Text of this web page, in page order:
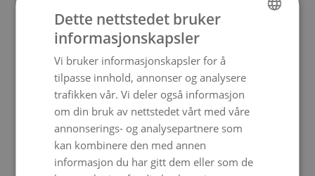
å forlate dette rotet» reflekterer dårlig på
deg, ikke dem.
Internhumor forvirrer i
gruppesammenhenger. Din referanse til
kopimaskin-episoden i 2019 betyr
ingenting for nyere kolleger.
Ikke gjett på årsakene. De kan forlate for
ENGLISH
Dette nettstedet bruker
informasjonskapsler
Vi bruker informasjonskapsler for å
tilpasse innhold, annonser og analysere
trafikken vår. Vi deler også informasjon
om din bruk av nettstedet vårt med våre
annonserings- og analysepartnere som
kan kombinere den med annen
informasjon du har gitt dem eller som de